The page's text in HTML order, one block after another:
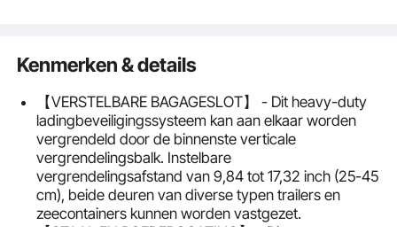
Kenmerken & details
【VERSTELBARE BAGAGESLOT】 - Dit heavy-duty
ladingbeveiligingssysteem kan aan elkaar worden
vergrendeld door de binnenste verticale
vergrendelingsbalk. Instelbare
vergrendelingsafstand van 9,84 tot 17,32 inch (25-45
cm), beide deuren van diverse typen trailers en
zeecontainers kunnen worden vastgezet.
【STAAL EN POEDERCOATING】 - Dit